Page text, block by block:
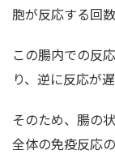
胞が反応する回
この腸内での反
り、逆に反応が
そのため、腸の
全体の免疫反応